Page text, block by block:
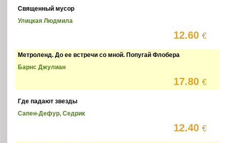
Священный мусор
Улицкая Людмила
12.60€
Метроленд. До ее встречи со мной. Попугай Флобера
Барнс Джулиан
17.80€
Где падают звезды
Сапен-Дефур, Седрик
12.40€